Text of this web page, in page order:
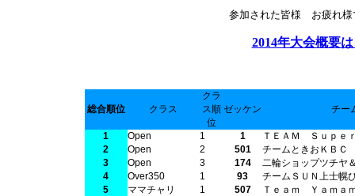
参加された皆様 お疲れ
2014年大会概要
総合順位 クラス
クラ
ス順
位
ゼッケン チー
1 Open 1 1
ＴＥＡＭ Ｓｕｐｅ
2
Open 2 501
チームときおＫＢＣ
3
Open 3 174
二輪ショップツチヤ
4
Over350 1 93
チームＳＵＮ上士幌
5
ママチャリ 1 507
Ｔｅａｍ Ｙａｍａ